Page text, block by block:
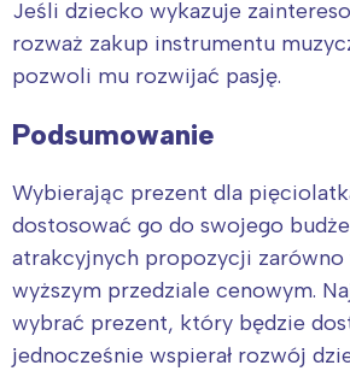
Jeśli dziecko wykazuje
rozważ zakup instrumentu
pozwoli mu rozwijać pasję.
Podsumowanie
Wybierając prezent dla
dostosować go do swojego
atrakcyjnych propozycji zarówno
wyższym przedziale cenowym.
wybrać prezent, który będzie
jednocześnie wspierał rozwój